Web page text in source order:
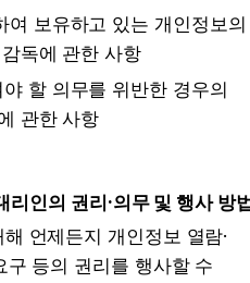
여 보유하고 있는 개인정보의
독에 관한 사항
할 의무를 위반한 경우의
관한 사항
리인의 권리·의무 및 행사 방
언제든지 개인정보 열람·
구 등의 권리를 행사할 수